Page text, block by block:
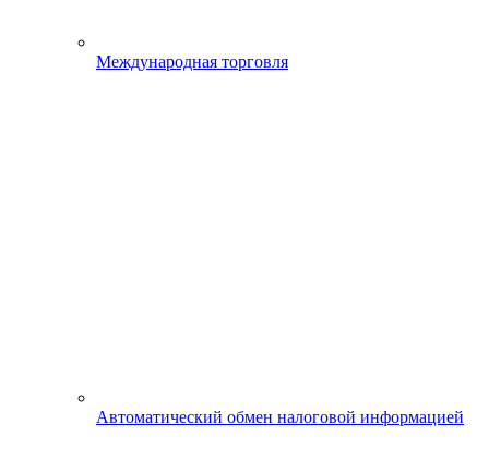
Международная торговля
Автоматический обмен налоговой информацией